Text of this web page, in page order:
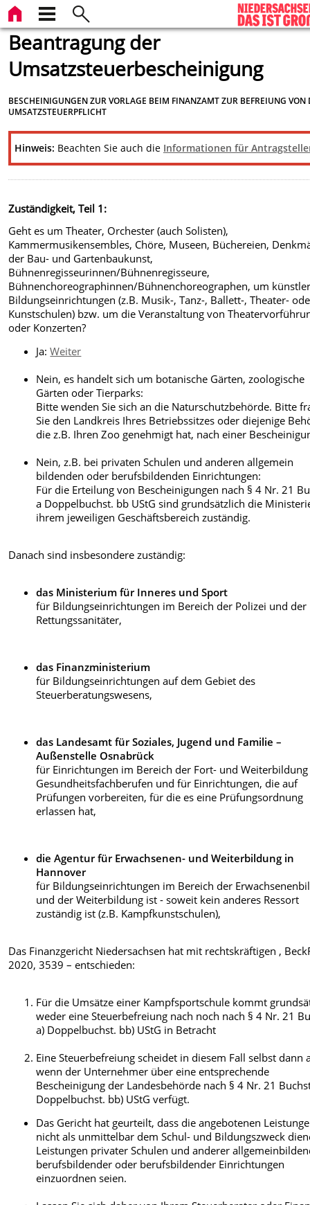
Beantragung der
Umsatzsteuerbescheinigung
BESCHEINIGUNGEN ZUR VORLAGE BEIM FINANZAMT ZUR BEFREIUNG VON
UMSATZSTEUERPFLICHT
Hinweis: Beachten Sie auch die Informationen für
Zuständigkeit, Teil 1:
Geht es um Theater, Orchester (auch Solisten),
Kammermusikensembles, Chöre, Museen, Büchereien,
der Bau- und Gartenbaukunst,
Bühnenregisseurinnen/Bühnenregisseure,
Bühnenchoreographinnen/Bühnenchoreographen, um
Bildungseinrichtungen (z.B. Musik-, Tanz-, Ballett-, Theater-
Kunstschulen) bzw. um die Veranstaltung von
oder Konzerten?
Ja:Weiter
Nein, es handelt sich um botanische Gärten, zoologische
Gärten oder Tierparks:
Bitte wenden Sie sich an die Naturschutzbehörde. Bitte
Sie den Landkreis Ihres Betriebssitzes oder diejenige
die z.B. Ihren Zoo genehmigt hat, nach einer
Nein, z.B. bei privaten Schulen und anderen allgemein
bildenden oder berufsbildenden Einrichtungen:
Für die Erteilung von Bescheinigungen nach § 4 Nr. 21
a Doppelbuchst. bb UStG sind grundsätzlich die
ihrem jeweiligen Geschäftsbereich zuständig.
Danach sind insbesondere zuständig:
das Ministerium für Inneres und Sport
für Bildungseinrichtungen im Bereich der Polizei und der
Rettungssanitäter,
das Finanzministerium
für Bildungseinrichtungen auf dem Gebiet des
Steuerberatungswesens,
das Landesamt für Soziales, Jugend und Familie –
Außenstelle Osnabrück
für Einrichtungen im Bereich der Fort- und
Gesundheitsfachberufen und für Einrichtungen, die auf
Prüfungen vorbereiten, für die es eine Prüfungsordnung
erlassen hat,
die Agentur für Erwachsenen- und Weiterbildung in
Hannover
für Bildungseinrichtungen im Bereich der
und der Weiterbildung ist - soweit kein anderes Ressort
zuständig ist (z.B. Kampfkunstschulen),
Das Finanzgericht Niedersachsen hat mit rechtskräftigen ,
2020, 3539 – entschieden:
Für die Umsätze einer Kampfsportschule kommt
weder eine Steuerbefreiung nach noch nach § 4 Nr. 21
a) Doppelbuchst. bb) UStG in Betracht
Eine Steuerbefreiung scheidet in diesem Fall selbst dann
wenn der Unternehmer über eine entsprechende
Bescheinigung der Landesbehörde nach § 4 Nr. 21
Doppelbuchst. bb) UStG verfügt.
Das Gericht hat geurteilt, dass die angebotenen
nicht als unmittelbar dem Schul- und Bildungszweck
Leistungen privater Schulen und anderer
berufsbildender oder berufsbildender Einrichtungen
einzuordnen seien.